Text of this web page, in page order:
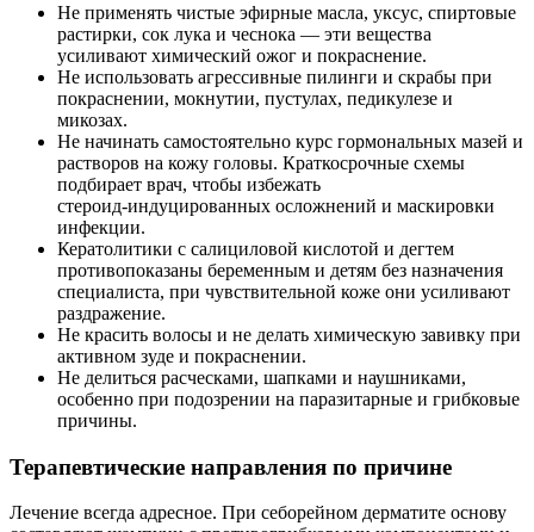
Не применять чистые эфирные масла, уксус, спиртовые
растирки, сок лука и чеснока — эти вещества
усиливают химический ожог и покраснение.
Не использовать агрессивные пилинги и скрабы при
покраснении, мокнутии, пустулах, педикулезе и
микозах.
Не начинать самостоятельно курс гормональных мазей и
растворов на кожу головы. Краткосрочные схемы
подбирает врач, чтобы избежать
стероид‑индуцированных осложнений и маскировки
инфекции.
Кератолитики с салициловой кислотой и дегтем
противопоказаны беременным и детям без назначения
специалиста, при чувствительной коже они усиливают
раздражение.
Не красить волосы и не делать химическую завивку при
активном зуде и покраснении.
Не делиться расческами, шапками и наушниками,
особенно при подозрении на паразитарные и грибковые
причины.
Терапевтические направления по причине
Лечение всегда адресное. При себорейном дерматите основу